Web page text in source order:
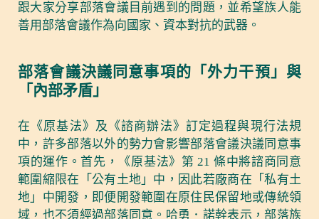
跟大家分享部落會議目前遇到的問題，並希望族人能
善用部落會議作為向國家、資本對抗的武器。
部落會議決議同意事項的「外力干預」與
「內部矛盾」
在《原基法》及《諮商辦法》訂定過程與現行法規
中，許多部落以外的勢力會影響部落會議決議同意事
項的運作。首先，《原基法》第 21 條中將諮商同意
範圍縮限在「公有土地」中，因此若廠商在「私有土
地」中開發，即便開發範圍在原住民保留地或傳統領
域，也不須經過部落同意。哈勇．諾幹表示，部落族